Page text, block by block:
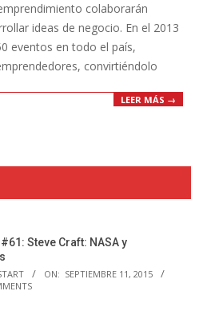
colaborarán
ideas de negocio. En el 2013
eventos en todo el país,
convirtiéndolo
LEER MÁS →
Steve Craft: NASA y
ON: SEPTIEMBRE 11, 2015